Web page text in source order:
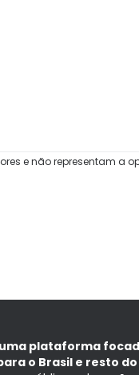
e não representam a
uma plataforma
o Brasil e resto